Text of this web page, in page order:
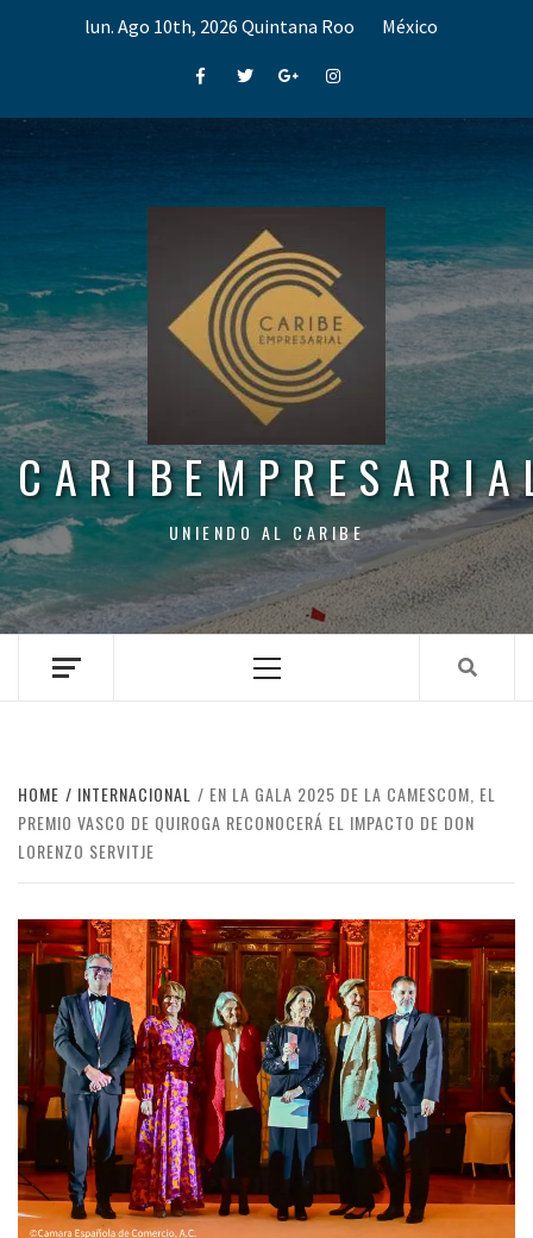
lun. Ago 10th, 2026 Quintana Roo México
FacebookTwitterGoogle+Instagram
UNIENDO AL CARIBE
Menu
HOME INTERNACIONAL
EN LA GALA 2025 DE LA CAMESCOM, EL
PREMIO VASCO DE QUIROGA RECONOCERÁ EL IMPACTO DE DON
LORENZO SERVITJE